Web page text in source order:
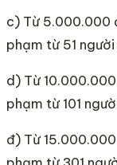
c) Từ 5.000.000
phạm từ 51
d) Từ
phạm từ 101
đ) Từ